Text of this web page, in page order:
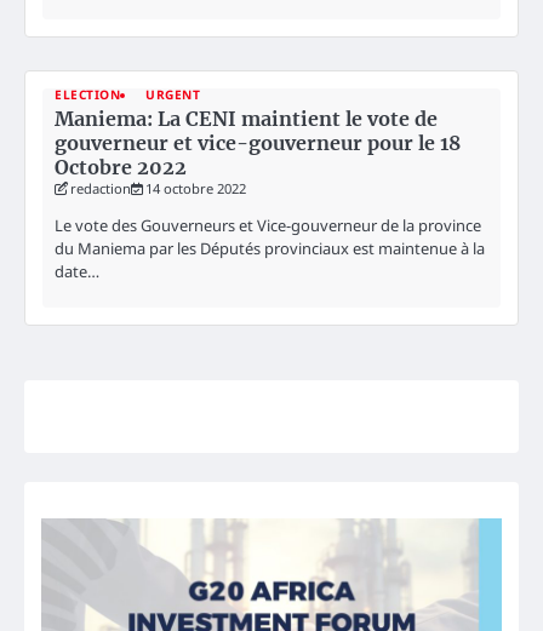
ELECTION URGENT
Maniema: La CENI maintient le vote de
gouverneur et vice-gouverneur pour le 18
Octobre 2022
redaction 14 octobre 2022
Le vote des Gouverneurs et Vice-gouverneur de la province
du Maniema par les Députés provinciaux est maintenue à la
date…